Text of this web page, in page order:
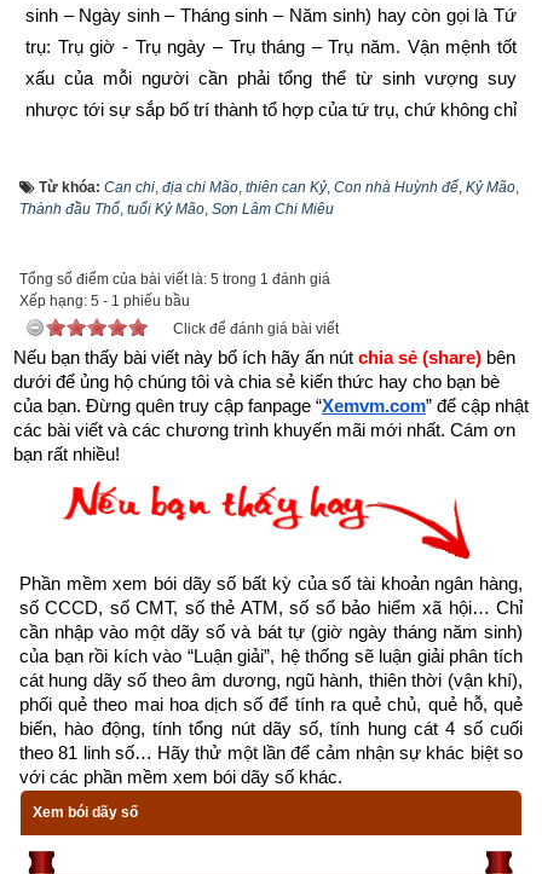
sinh – Ngày sinh – Tháng sinh – Năm sinh) hay còn gọi là Tứ
trụ: Trụ giờ - Trụ ngày – Trụ tháng – Trụ năm. Vận mệnh tốt
xấu của mỗi người cần phải tổng thể từ sinh vượng suy
nhược tới sự sắp bố trí thành tổ hợp của tứ trụ, chứ không chỉ
bằng giờ tốt là phiến diện còn quan niệm năm sinh quyết định
Vậy hiểu như thế nào mới lại đúng?
Năm sinh trong tứ trụ
như là gốc của cây, là móng của nhà
là ngọn nguồn của nhân mệnh. Gốc khô thì cây chết, gốc có
rễ cắm sâu thì lá xanh, nền rỗng thì nhà đổ, nền kiên cố thì
nhà chắc chắn. Nguồn cạn kiệt thì mệnh tan; nguồn phong
phú thì mệnh cường. Năm có vượng hay không, tốt hay
Một là phải xem nguyệt lệnh
Hai là xét mối quan hệ tương sinh, tương khắc giữa can
và chi
Ba là xét tới mối quan hệ sinh khắc chế hóa của 3 trụ
còn lại thì mới biết rõ được.
Tháng sinh trong tứ trụ giống như cành của cây, cành chắc
khỏe thì lá mới tươi tốt được.
Ngày sinh trong tứ trụ
vượng tựa như muôn hoa khoe sắc. Nhật nguyên suy nhược,
Từ khóa: Can chi, địa chi Mão, thiên can Kỷ, Con nhà Huỳnh đế, Kỷ Mão,
Thành đầu Thổ, tuổi Kỷ Mão, Sơn Lâm Chi Miêu
Tổng số điểm của bài viết là: 5 trong 1 đánh giá
Xếp hạng: 5 - 1 phiếu bầu
Click để đánh giá bài viết
Nếu bạn thấy bài viết này bổ ích hãy ấn nút chia sẻ (share) bên
dưới để ủng hộ chúng tôi và chia sẻ kiến thức hay cho bạn bè
của bạn. Đừng quên truy cập fanpage “Xemvm.com” để cập nhật
các bài viết và các chương trình khuyến mãi mới nhất. Cám ơn
bạn rất nhiều!
Phần mềm xem bói dãy số bất kỳ của số tài khoản ngân hàng,
số CCCD, số CMT, số thẻ ATM, số sổ bảo hiểm xã hội… Chỉ
cần nhập vào một dãy số và bát tự (giờ ngày tháng năm sinh)
của bạn rồi kích vào “Luận giải”, hệ thống sẽ luận giải phân tích
cát hung dãy số theo âm dương, ngũ hành, thiên thời (vận khí),
phối quẻ theo mai hoa dịch số để tính ra quẻ chủ, quẻ hỗ, quẻ
biến, hào động, tính tổng nút dãy số, tính hung cát 4 số cuối
theo 81 linh số… Hãy thử một lần để cảm nhận sự khác biệt so
với các phần mềm xem bói dãy số khác.
Xem bói dãy số